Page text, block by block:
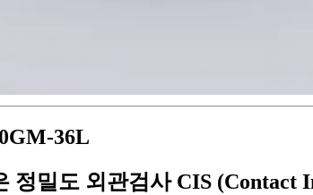
36L
정밀도 외관검사 CIS (Contact